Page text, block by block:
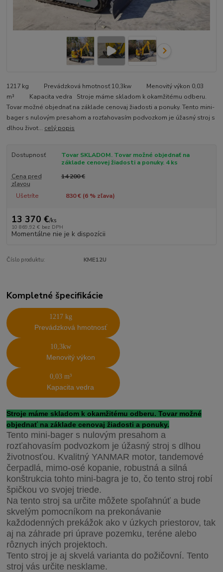
1217 kg Prevádzková hmotnosť 10,3kw Menovitý výkon 0,03
m³ Kapacita vedra Stroje máme skladom k okamžitému odberu.
Tovar možné objednať na základe cenovaj žiadosti a ponuky. Tento mini-
bager s nulovým presahom a rozťahovasím podvozkom je úžasný stroj s
dlhou život... celý popis
Dostupnosť
Tovar SKLADOM. Tovar možné objednať na
základe cenovej žiadosti a ponuky. 4 ks
Cena pred
zľavou
14 200 €
Ušetríte 830 € (6% zľava)
13 370 €/ks
10 869,92 € bez DPH
Momentálne nie je k dispozícii
Číslo produktu: KME12U
Kompletné špecifikácie
1217 kg
Prevádzková hmotnosť
10,3kw
Menovitý výkon
0,03 m³
Kapacita vedra
Stroje máme skladom k okamžitému odberu. Tovar možné
objednať na základe cenovaj žiadosti a ponuky.
Tento mini-bager s nulovým presahom a
rozťahovasím podvozkom je úžasný stroj s dlhou
životnosťou. Kvalitný YANMAR motor, tandemové
čerpadlá, mimo-osé kopanie, robustná a silná
konštrukcia tohto mini-bagra je to, čo tento stroj robí
špičkou vo svojej triede.
Na tento stroj sa určite môžete spoľahnúť a bude
skvelým pomocníkom na prekonávanie
každodenných prekážok ako v úzkych priestorov, tak
aj na záhrade pri úprave pozemku, teréne alebo
rôznych iných projektoch.
Tento stroj je aj skvelá varianta do požičovní. Tento
stroj vás určite nesklame.